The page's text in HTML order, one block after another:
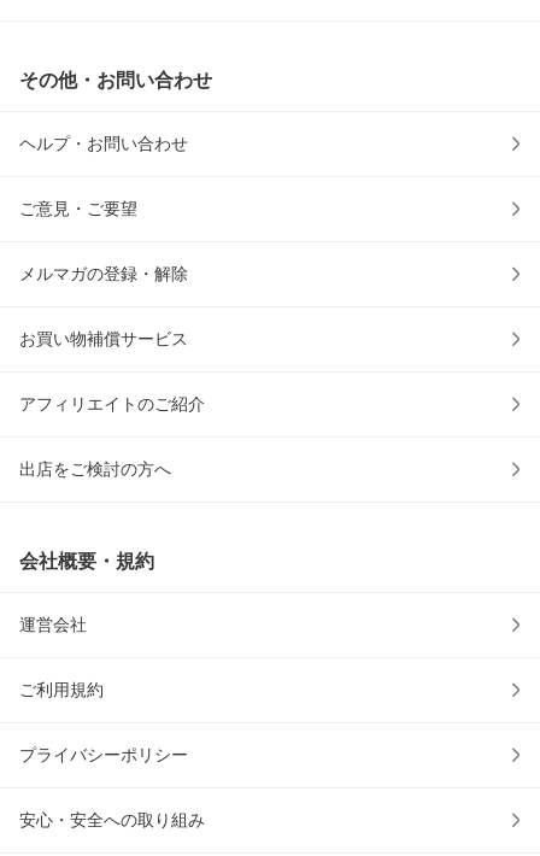
その他・お問い合わせ
ヘルプ・お問い合わせ
ご意見・ご要望
メルマガの登録・解除
お買い物補償サービス
アフィリエイトのご紹介
出店をご検討の方へ
会社概要・規約
運営会社
ご利用規約
プライバシーポリシー
安心・安全への取り組み